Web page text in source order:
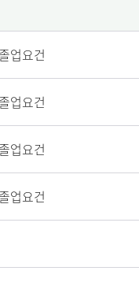
업요건
업요건
업요건
업요건